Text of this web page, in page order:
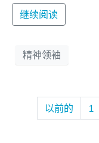
继续阅读
精神领袖
以前的 1